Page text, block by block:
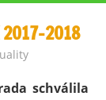
2017–2018
schválila